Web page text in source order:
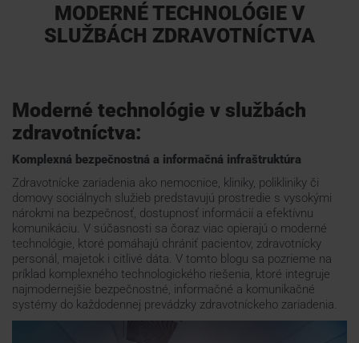
Webináre
PODPORA
KONTAKTY
MODERNÉ TECHNOLÓGIE V
SLUŽBÁCH ZDRAVOTNÍCTVA
Moderné technológie v službách
zdravotníctva:
Komplexná bezpečnostná a informačná infraštruktúra
Zdravotnícke zariadenia ako nemocnice, kliniky, polikliniky či
domovy sociálnych služieb predstavujú prostredie s vysokými
nárokmi na bezpečnosť, dostupnosť informácií a efektívnu
komunikáciu. V súčasnosti sa čoraz viac opierajú o moderné
technológie, ktoré pomáhajú chrániť pacientov, zdravotnícky
personál, majetok i citlivé dáta. V tomto blogu sa pozrieme na
príklad komplexného technologického riešenia, ktoré integruje
najmodernejšie bezpečnostné, informačné a komunikačné
systémy do každodennej prevádzky zdravotníckeho zariadenia.